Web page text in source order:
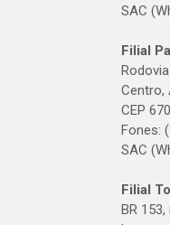
SAC
Filial
Centro,
CEP
Fones:
SAC
Filial
BR